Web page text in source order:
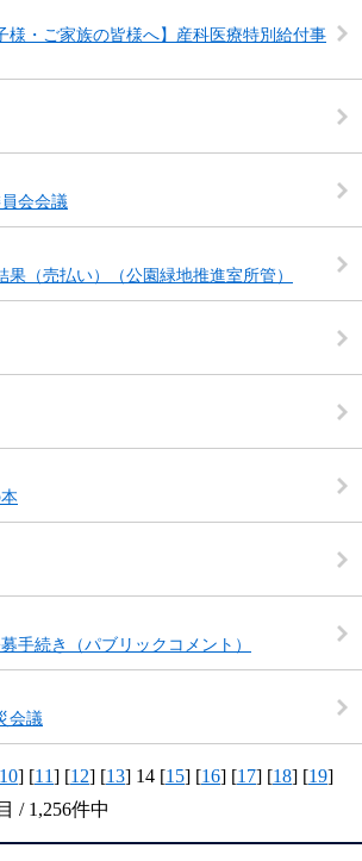
様・ご家族の皆様へ】産科医療特別給付事
会会議
果（売払い）（公園緑地推進室所管）
手続き（パブリックコメント）
会議
10] [11] [12] [13] 14 [15] [16] [17] [18] [19]
/ 1,256件中